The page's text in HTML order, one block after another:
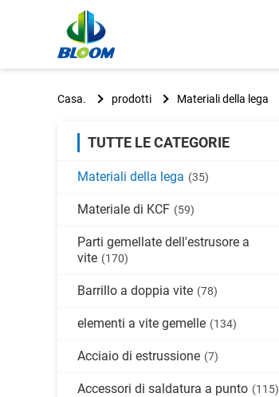
Casa. prodotti Materiali della lega
TUTTE LE CATEGORIE
Materiali della lega (35)
Materiale di KCF (59)
Parti gemellate dell'estrusore a
vite (170)
Barrillo a doppia vite (78)
elementi a vite gemelle (134)
Acciaio di estrussione (7)
Accessori di saldatura a punto (115)